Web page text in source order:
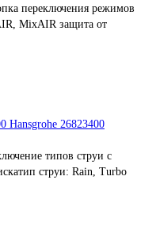
переключения режимов
MixAIR защита от
Hansgrohe 26823400
типов струи с
струи: Rain, Turbo